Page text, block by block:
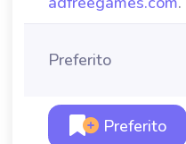
Preferito
Preferito